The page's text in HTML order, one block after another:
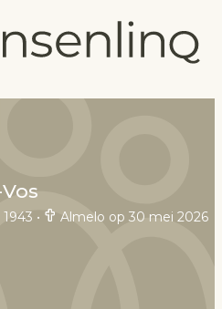
• Almelo op 30 mei 2026